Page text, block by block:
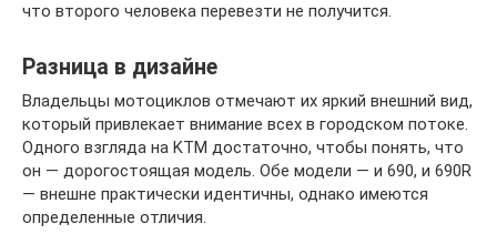
что второго человека перевезти не получится.
Разница в дизайне
Владельцы мотоциклов отмечают их яркий внешний вид,
который привлекает внимание всех в городском потоке.
Одного взгляда на KTM достаточно, чтобы понять, что
он — дорогостоящая модель. Обе модели — и 690, и 690R
— внешне практически идентичны, однако имеются
определенные отличия.